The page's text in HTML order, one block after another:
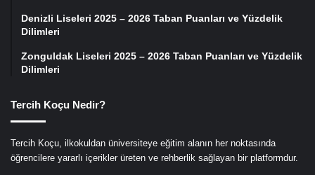
Denizli Liseleri 2025 – 2026 Taban Puanları ve Yüzdelik
Dilimleri
Zonguldak Liseleri 2025 – 2026 Taban Puanları ve Yüzdelik
Dilimleri
Tercih Koçu Nedir?
Tercih Koçu, ilkokuldan üniversiteye eğitim alanın her noktasında
öğrencilere yararlı içerikler üreten ve rehberlik sağlayan bir platformdur.